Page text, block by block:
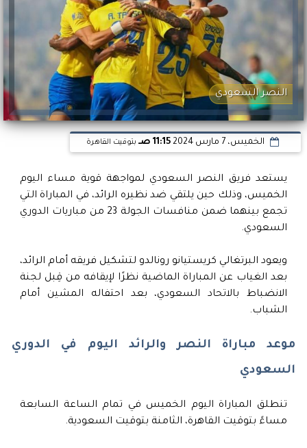
النصر السعودي
الخميس، 7 مارس 2024 11:15 صـ بتوقيت القاهرة
يستعد فريق النصر السعودي لمواجهة قوية مساء اليوم
الخميس، وذلك حين يلتقي ضد نظيره الرائد، في المباراة التي
تجمع بينهما ضمن منافسات الجولة 23 من مباريات الدوري
السعودي.
ويعود البرتغالي كريستيانو رونالدو لتشكيل فريقه أمام الرائد،
بعد الغياب عن المباراة الماضية نظرًا لإيقافه من قِبل لجنة
الانضباط بالاتحاد السعودي، بعد احتفاله المشين أمام
الشباب.
موعد مباراة النصر والرائد اليوم في الدوري
السعودي
تنطلق المباراة اليوم الخميس في تمام الساعة السابعة
مساءً بتوقيت القاهرة، الثامنة بتوقيت السعودية.